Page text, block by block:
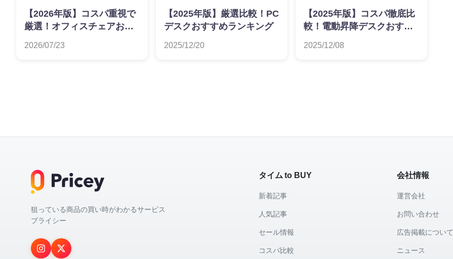
【2026年版】コスパ重視で
厳選！オフィスチェアおす
2026/07/23
【2025年版】厳選比較！PC
デスクおすすめランキング
2025/12/20
【2025年版】コスパ徹底比
較！電動昇降デスクおすす
2025/12/08
狙っている商品の買い時がわかるサービス
プライシー
タイム to BUY
新着記事
人気記事
セール情報
コスパ比較
会社情報
運営会社
お問い合わせ
広告掲載について
ニュース